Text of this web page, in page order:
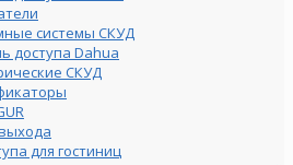
системы СКУД
доступа Dahua
СКУД
для гостиниц